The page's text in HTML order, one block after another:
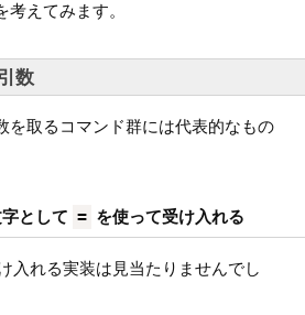
えてみます。
数
を取るコマンド群には代表的なもの
として = を使って受け入れる
入れる実装は見当たりませんでし